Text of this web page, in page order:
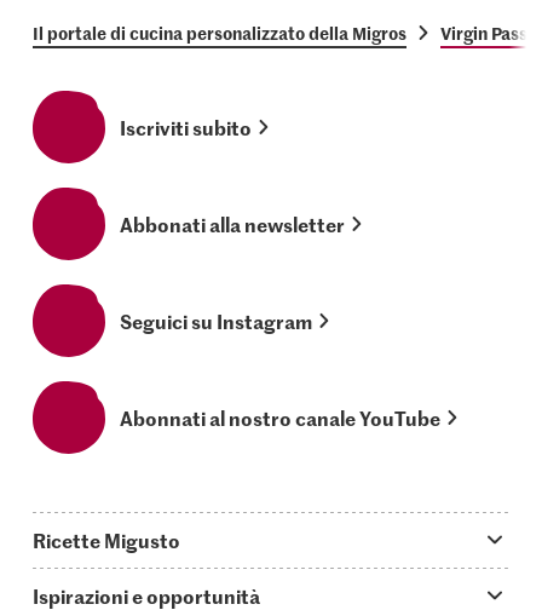
Il portale di cucina personalizzato della Migros Virgin
Iscriviti subito
Abbonati alla newsletter
Seguici su Instagram
Abonnati al nostro canale YouTube
Ricette Migusto
Ispirazioni e opportunità